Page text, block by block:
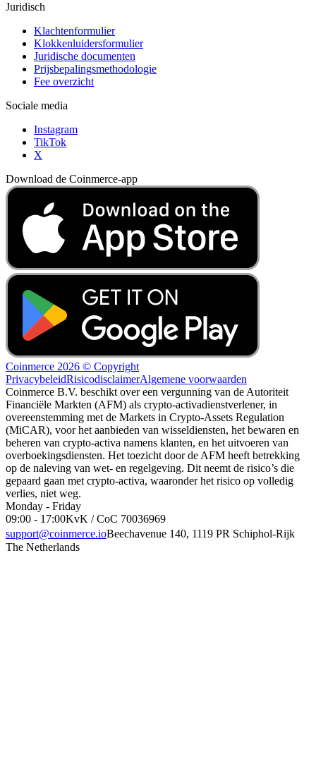
Juridisch
Klachtenformulier
Klokkenluidersformulier
Juridische documenten
Prijsbepalingsmethodologie
Fee overzicht
Sociale media
Instagram
TikTok
X
Download de Coinmerce-app
Coinmerce 2026 © Copyright
PrivacybeleidRisicodisclaimerAlgemene voorwaarden
Coinmerce B.V. beschikt over een vergunning van de Autoriteit
Financiële Markten (AFM) als crypto-activadienstverlener, in
overeenstemming met de Markets in Crypto-Assets Regulation
(MiCAR), voor het aanbieden van wisseldiensten, het bewaren en
beheren van crypto-activa namens klanten, en het uitvoeren van
overboekingsdiensten. Het toezicht door de AFM heeft betrekking
op de naleving van wet- en regelgeving. Dit neemt de risico’s die
gepaard gaan met crypto-activa, waaronder het risico op volledig
verlies, niet weg.
Monday - Friday
09:00 - 17:00KvK / CoC 70036969
support@coinmerce.ioBeechavenue 140, 1119 PR Schiphol-Rijk
The Netherlands